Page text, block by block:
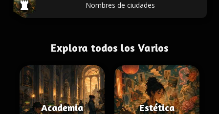
Nombres de ciudades
Explora todos los Varios
Academia Estética